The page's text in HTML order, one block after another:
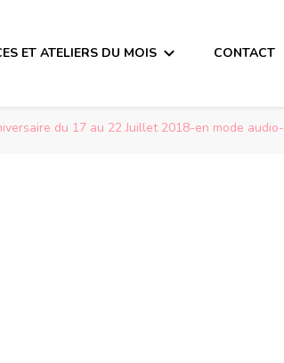
ET ATELIERS DU MOIS CONTACT
du 17 au 22 Juillet 2018-en mode audio-